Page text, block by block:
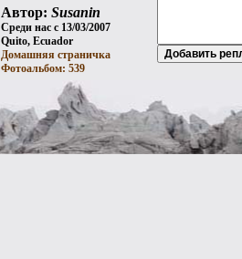
Автор: Susanin
Среди нас с 13/03/2007
Quito, Ecuador
Домашняя страничка
Фотоальбом: 539